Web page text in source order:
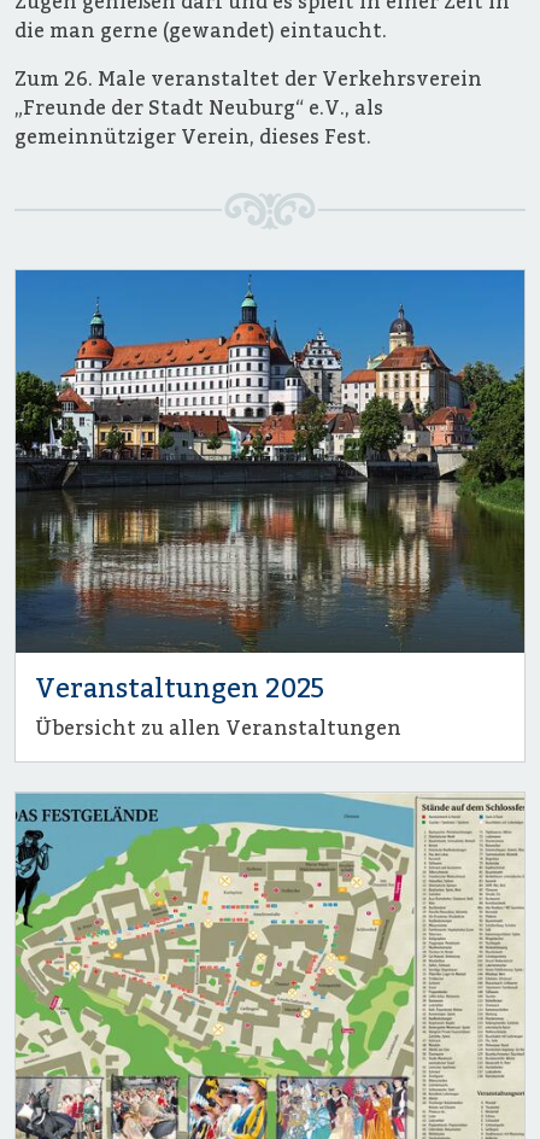
die man gerne (gewandet) eintaucht.
Zum 26. Male veranstaltet der Verkehrsverein
„Freunde der Stadt Neuburg“ e.V., als
gemeinnütziger Verein, dieses Fest.
Veranstaltungen 2025
Übersicht zu allen Veranstaltungen